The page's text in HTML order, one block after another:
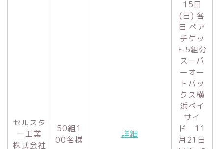
セルスタ
ー工業
株式会社
50組1
00名様
詳細
15日
(日) 各
日 ペア
チケッ
ト5組分
スーパ
ーオー
トバッ
クス横
浜ベイ
サイ
ド 11
月21日